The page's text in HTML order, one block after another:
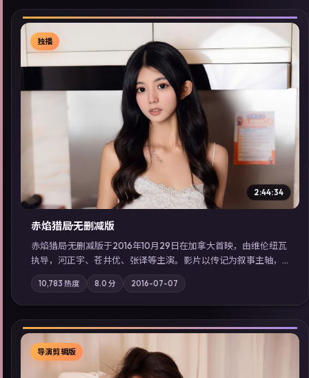
▶
独播
2:44:34
赤焰猎局·无删减版
赤焰猎局·无删减版于2016年10月29日在加拿大首映，由维伦纽瓦
执导，河正宇、苍井优、张译等主演。影片以传记为叙事主轴，
亲情与职责必须在倒计时结束前做出抉择；摄影与配乐强化地域
气质；站内亦可通过「国产免费观看高清电视剧在线看」延展检
索同类型高分佳作，畅享高清在线追剧体验。
10,783 热度 8.0 分 2016-07-07
导演剪辑版